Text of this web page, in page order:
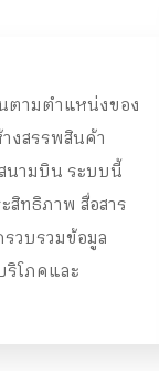
ตามตำแหน่งของ
งสรรพสินค้า
นามบิน ระบบนี้
สิทธิภาพ สื่อสาร
วบรวมข้อมูล
โภคและ